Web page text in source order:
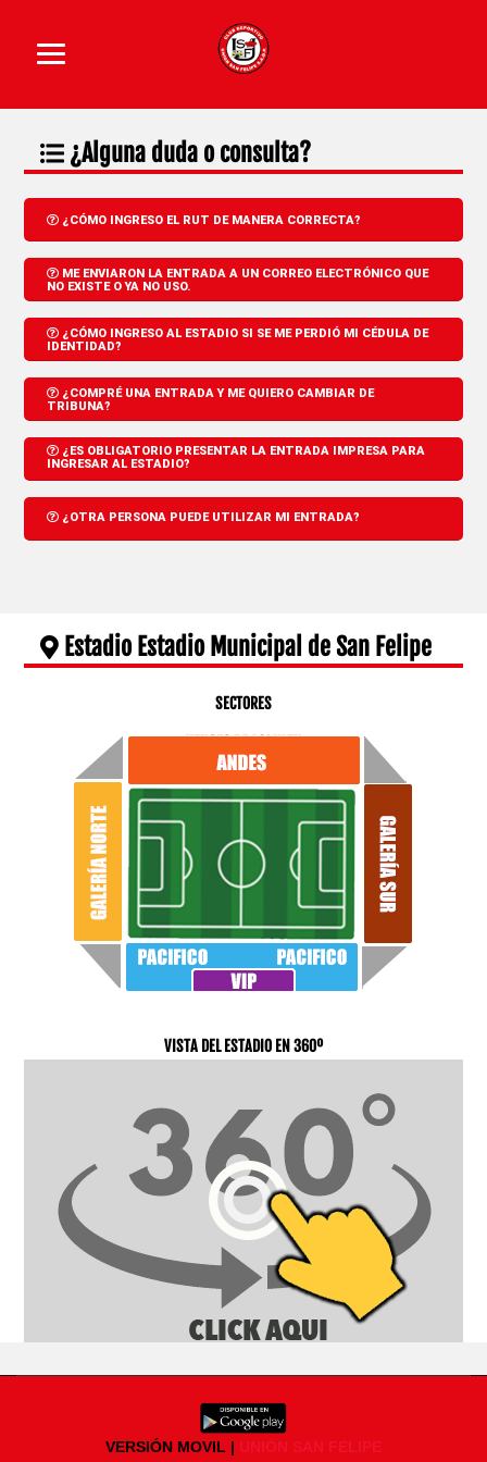
¿Alguna duda o consulta?
¿CÓMO INGRESO EL RUT DE MANERA CORRECTA?
ME ENVIARON LA ENTRADA A UN CORREO ELECTRÓNICO QUE
NO EXISTE O YA NO USO.
¿CÓMO INGRESO AL ESTADIO SI SE ME PERDIÓ MI CÉDULA DE
IDENTIDAD?
¿COMPRÉ UNA ENTRADA Y ME QUIERO CAMBIAR DE
TRIBUNA?
¿ES OBLIGATORIO PRESENTAR LA ENTRADA IMPRESA PARA
INGRESAR AL ESTADIO?
¿OTRA PERSONA PUEDE UTILIZAR MI ENTRADA?
Estadio Estadio Municipal de San Felipe
SECTORES
VISTA DEL ESTADIO EN 360º
VERSIÓN MOVIL | UNIÓN SAN FELIPE